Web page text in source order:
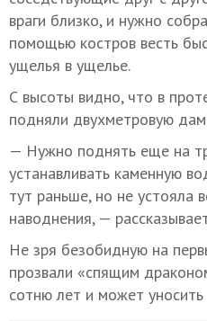
враги близко, и нужно
помощью костров весть
ущелья в ущелье.
С высоты видно, что в
подняли двухметровую
— Нужно поднять еще на
устанавливать каменную
тут раньше, но не устояла
наводнения, —
Не зря безобидную на
прозвали «спящим
сотню лет и может